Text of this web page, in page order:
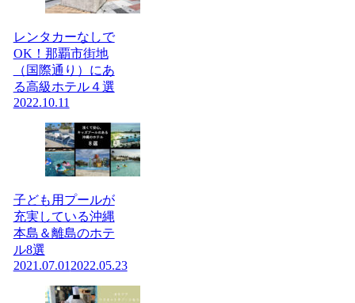
レンタカーなしで
OK！那覇市街地
（国際通り）にあ
る高級ホテル４選
2022.10.11
子ども用プールが
充実している沖縄
本島＆離島のホテ
ル8選
2021.07.01 2022.05.23